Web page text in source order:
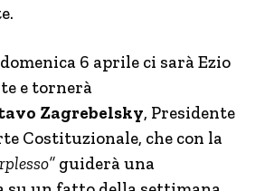
6 aprile ci sarà Ezio
e tornerà
Zagrebelsky, Presidente
Costituzionale, che con la
guiderà una